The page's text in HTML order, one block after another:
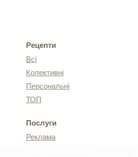
Рецепти
Всі
Колективні
Персональні
ТОП
Послуги
Реклама